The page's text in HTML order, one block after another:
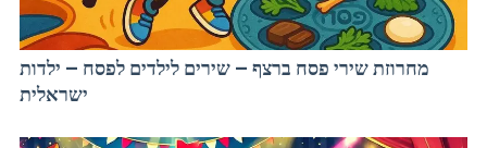
מחרוזת שירי פסח ברצף – שירים לילדים לפסח – ילדות
ישראלית